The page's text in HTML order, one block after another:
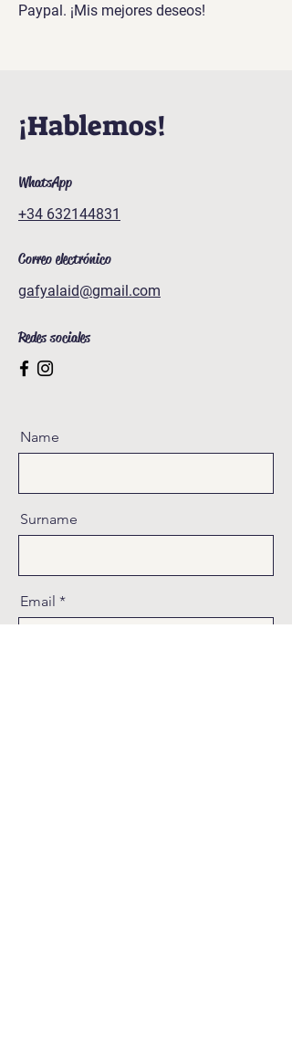
Paypal. ¡Mis mejores deseos!
¡Hablemos!
WhatsApp
+34 632144831
Correo electrónico
gafyalaid@gmail.com
Redes sociales
Name
Surname
Email